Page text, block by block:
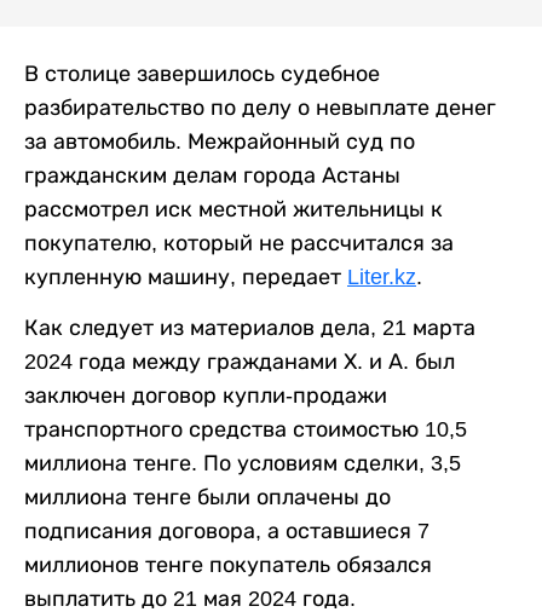
В столице завершилось судебное
разбирательство по делу о невыплате денег
за автомобиль. Межрайонный суд по
гражданским делам города Астаны
рассмотрел иск местной жительницы к
покупателю, который не рассчитался за
купленную машину, передает Liter.kz.
Как следует из материалов дела, 21 марта
2024 года между гражданами Х. и А. был
заключен договор купли-продажи
транспортного средства стоимостью 10,5
миллиона тенге. По условиям сделки, 3,5
миллиона тенге были оплачены до
подписания договора, а оставшиеся 7
миллионов тенге покупатель обязался
выплатить до 21 мая 2024 года.